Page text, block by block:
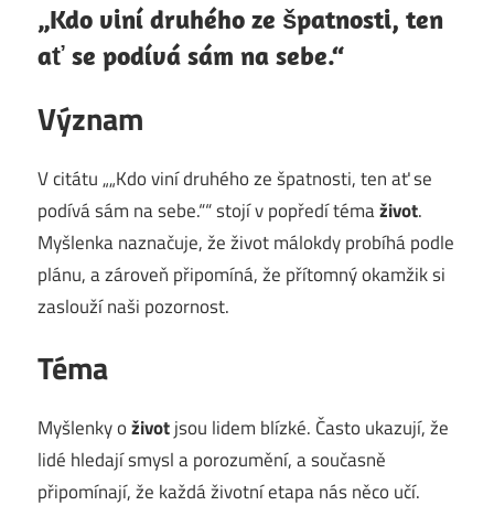
„Kdo viní druhého ze špatnosti, ten
ať se podívá sám na sebe.“
Význam
V citátu „„Kdo viní druhého ze špatnosti, ten ať se
podívá sám na sebe.““ stojí v popředí témaživot.
Myšlenka naznačuje, že život málokdy probíhá podle
plánu, a zároveň připomíná, že přítomný okamžik si
zaslouží naši pozornost.
Téma
Myšlenky oživotjsou lidem blízké. Často ukazují, že
lidé hledají smysl a porozumění, a současně
připomínají, že každá životní etapa nás něco učí.